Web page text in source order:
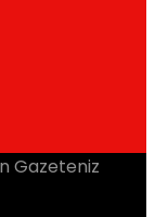
Gazeteniz